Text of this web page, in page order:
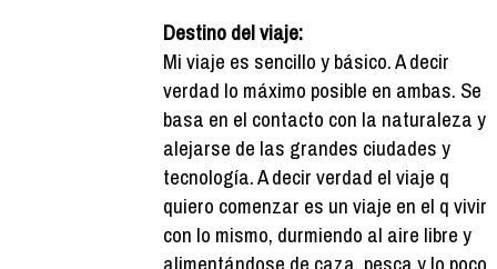
Destino del viaje:
Mi viaje es sencillo y básico. A decir
verdad lo máximo posible en ambas. Se
basa en el contacto con la naturaleza y
alejarse de las grandes ciudades y
tecnología. A decir verdad el viaje q
quiero comenzar es un viaje en el q vivir
con lo mismo, durmiendo al aire libre y
alimentándose de caza, pesca y lo poco